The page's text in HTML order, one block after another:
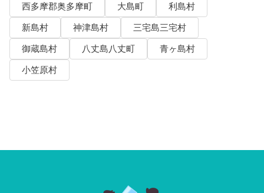
西多摩郡奥多摩町
大島町
利島村
新島村
神津島村
三宅島三宅村
御蔵島村
八丈島八丈町
青ヶ島村
小笠原村